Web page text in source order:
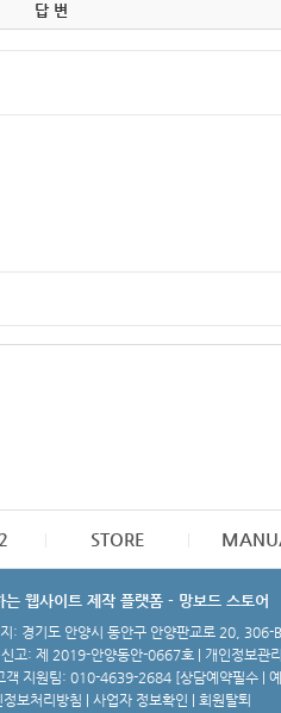
답 변
STORE
웹사이트 제작 플랫폼 - 망보드 스토어
: 경기도 안양시 동안구 안양판교로 20, 306-
고: 제 2019-안양동안-0667호 | 개인정보관
지원팀: 010-4639-2684 [상담예약필수 |
정보처리방침 사업자 정보확인 회원탈퇴